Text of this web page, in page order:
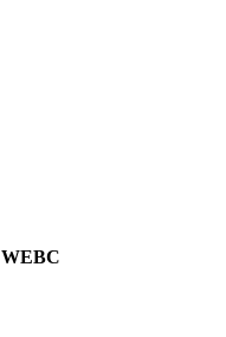
WEBC